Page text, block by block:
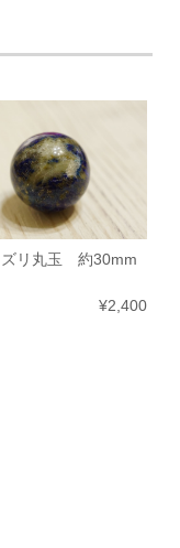
ズリ丸玉 約30mm
¥2,400